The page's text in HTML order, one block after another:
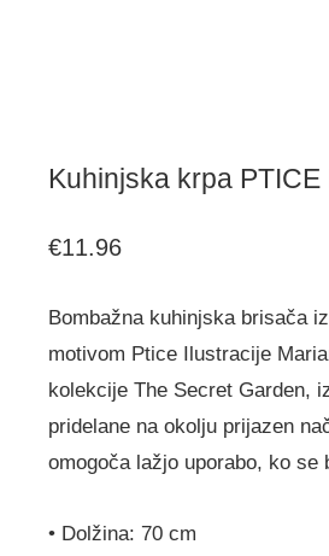
Kuhinjska krpa PTICE
€11.96
Bombažna kuhinjska brisača
motivom Ptice Ilustracije
kolekcije The Secret Garden,
pridelane na okolju prijazen
omogoča lažjo uporabo, ko se
• Dolžina: 70 cm
PTICE
količina